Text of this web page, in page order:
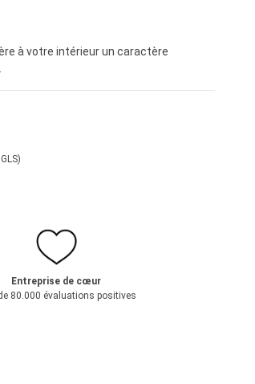
à votre intérieur un caractère
Entreprise de cœur
80.000 évaluations positives